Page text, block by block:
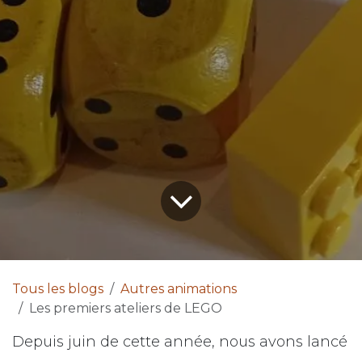
Tous les blogs
Autres animations
Les premiers ateliers de LEGO
Depuis juin de cette année, nous avons lancé